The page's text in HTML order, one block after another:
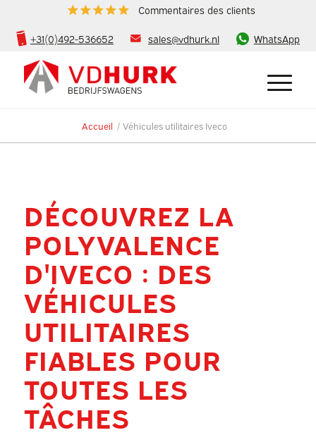
Commentaires des clients
+31(0)492-536652 sales@vdhurk.nl WhatsApp
Accueil / Véhicules utilitaires Iveco
DÉCOUVREZ LA
POLYVALENCE
D'IVECO : DES
VÉHICULES
UTILITAIRES
FIABLES POUR
TOUTES LES
TÂCHES